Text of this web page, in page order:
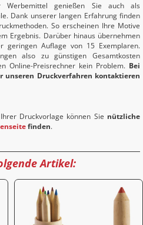
genießen Sie auch als
Dank unserer langen Erfahrung finden
So erscheinen Ihre Motive
Ergebnis. Darüber hinaus übernehmen
Auflage von 15 Exemplaren.
also zu günstigen Gesamtkosten
Online-Preisrechner kein Problem. Bei
unseren Druckverfahren kontaktieren
Druckvorlage können Sie nützliche
finden.
Artikel: